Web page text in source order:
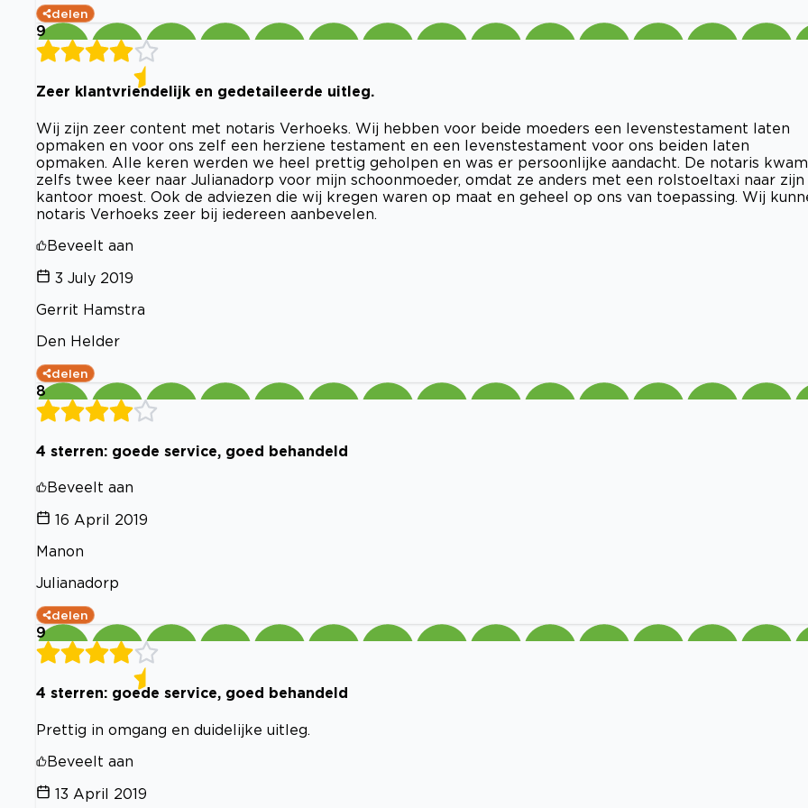
delen
9
Zeer klantvriendelijk en gedetaileerde uitleg.
Wij zijn zeer content met notaris Verhoeks. Wij hebben voor beide moeders een levenstestament laten
opmaken en voor ons zelf een herziene testament en een levenstestament voor ons beiden laten
opmaken. Alle keren werden we heel prettig geholpen en was er persoonlijke aandacht. De notaris kwam
zelfs twee keer naar Julianadorp voor mijn schoonmoeder, omdat ze anders met een rolstoeltaxi naar zijn
kantoor moest. Ook de adviezen die wij kregen waren op maat en geheel op ons van toepassing. Wij
notaris Verhoeks zeer bij iedereen aanbevelen.
Beveelt aan
3 July 2019
Gerrit Hamstra
Den Helder
delen
8
4 sterren: goede service, goed behandeld
Beveelt aan
16 April 2019
Manon
Julianadorp
delen
9
4 sterren: goede service, goed behandeld
Prettig in omgang en duidelijke uitleg.
Beveelt aan
13 April 2019